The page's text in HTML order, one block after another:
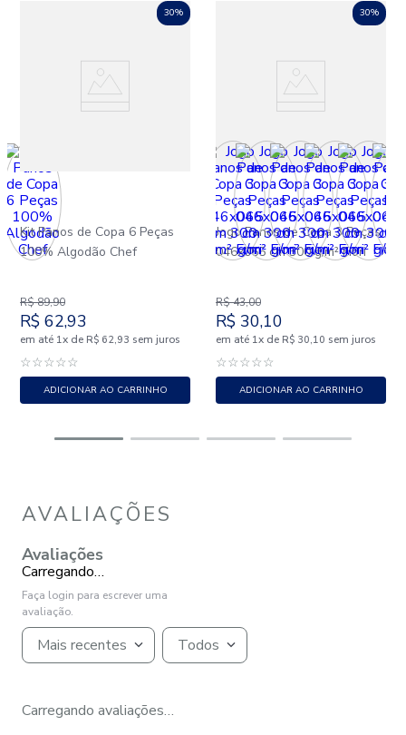
30%
Kit Panos de Copa 6 Peças
100% Algodão Chef
R$89,90
R$ 62,93
em até 1x de R$ 62,93 sem juros
☆☆☆☆☆
ADICIONAR AO CARRINHO
30%
Jogo Panos de Copa 3 Peças
046x065 cm 300 g/m² Fiori
R$43,00
R$ 30,10
em até 1x de R$ 30,10 sem juros
☆☆☆☆☆
ADICIONAR AO CARRINHO
AVALIAÇÕES
Avaliações
Carregando…
Faça login para escrever uma
avaliação.
Mais recentes Todos
Carregando avaliações…